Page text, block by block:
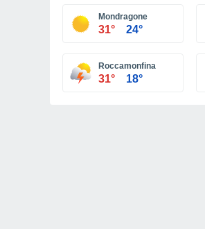
Mondragone
31° 24°
Roccamonfina
31° 18°